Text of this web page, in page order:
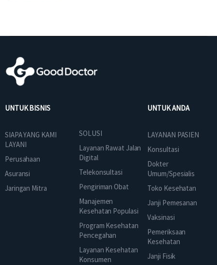
UNTUK BISNIS
SIAPA YANG KAMI
LAYANI
Perusahaan
Asuransi
Jaringan Mitra
SOLUSI
Layanan Rawat Jalan
Digital
Telekonsultasi
Pengiriman Obat
Manajemen
Kesehatan Populasi
Program Kesehatan
Pencegahan
Layanan Kesehatan
Konsumen
UNTUK ANDA
LAYANAN PASIEN
Konsultasi
Dokter
Umum/Spesialis
Toko Kesehatan
Janji Pemesanan
Vaksinasi
Pemeriksaan
Kesehatan
Janji Fisik